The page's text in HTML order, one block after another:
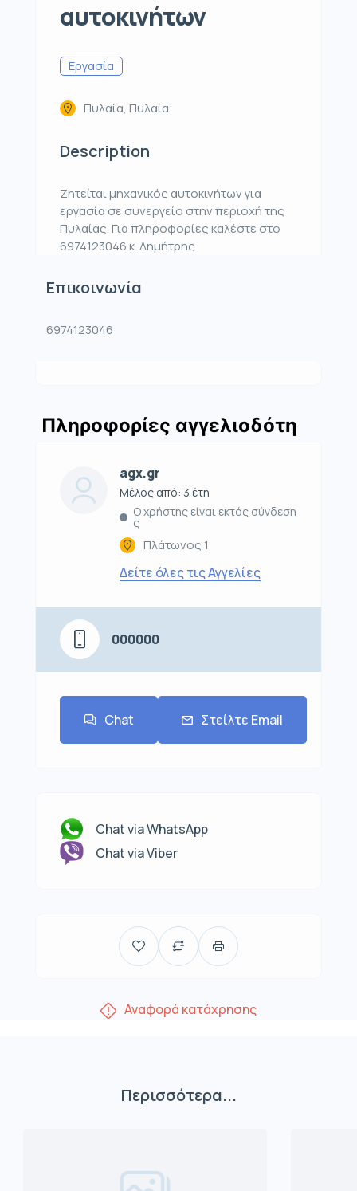
αυτοκινήτων
Εργασία
Πυλαία, Πυλαία
Description
Ζητείται μηχανικός αυτοκινήτων για
εργασία σε συνεργείο στην περιοχή της
Πυλαίας. Για πληροφορίες καλέστε στο
6974123046 κ. Δημήτρης
Επικοινωνία
6974123046
Πληροφορίες αγγελιοδότη
agx.gr
Μέλος από: 3 έτη
Ο χρήστης είναι εκτός σύνδεση
ς
Πλάτωνος 1
Δείτε όλες τις Αγγελίες
000000
Chat Στείλτε Email
Chat via WhatsApp
Chat via Viber
Αναφορά κατάχρησης
Περισσότερα...